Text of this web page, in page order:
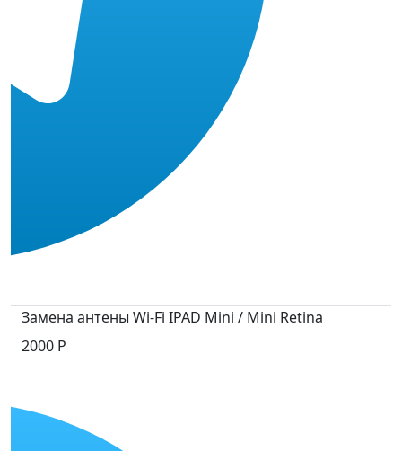
Замена антены Wi-Fi IPAD Mini / Mini Retina
2000 P